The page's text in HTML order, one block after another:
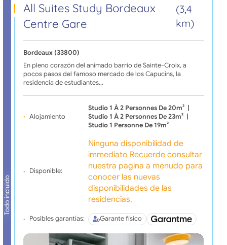
Todo incluido
All Suites Study Bordeaux
Centre Gare
(3,4
km)
Bordeaux (33800)
En pleno corazón del animado barrio de Sainte-Croix, a
pocos pasos del famoso mercado de los Capucins, la
residencia de estudiantes…
Alojamiento
Studio 1 À 2 Personnes De 20m² |
Studio 1 À 2 Personnes De 23m² |
Studio 1 Personne De 19m²
Disponible:
Ninguna disponibilidad de
immediato Recuerde consultar
nuestra pagina a menudo para
conocer las nuevas
disponibilidades de las
residencias.
Posibles garantías: Garante físico